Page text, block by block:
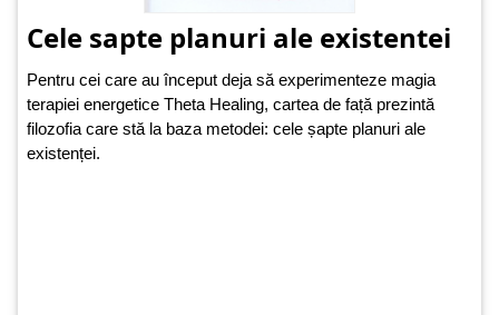
Cele sapte planuri ale existentei
Pentru cei care au început deja să experimenteze magia
terapiei energetice Theta Healing, cartea de față prezintă
filozofia care stă la baza metodei: cele șapte planuri ale
existenței.